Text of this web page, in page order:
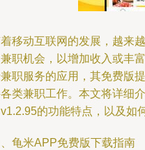
移动互联网的发展，越来
职机会，以增加收入或丰
职服务的应用，其免费版
类兼职工作。本文将详细
的功能特点，以及如
龟米APP免费版下载指南